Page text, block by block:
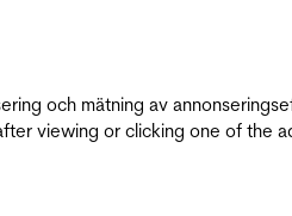
och mätning av
viewing or clicking one of the